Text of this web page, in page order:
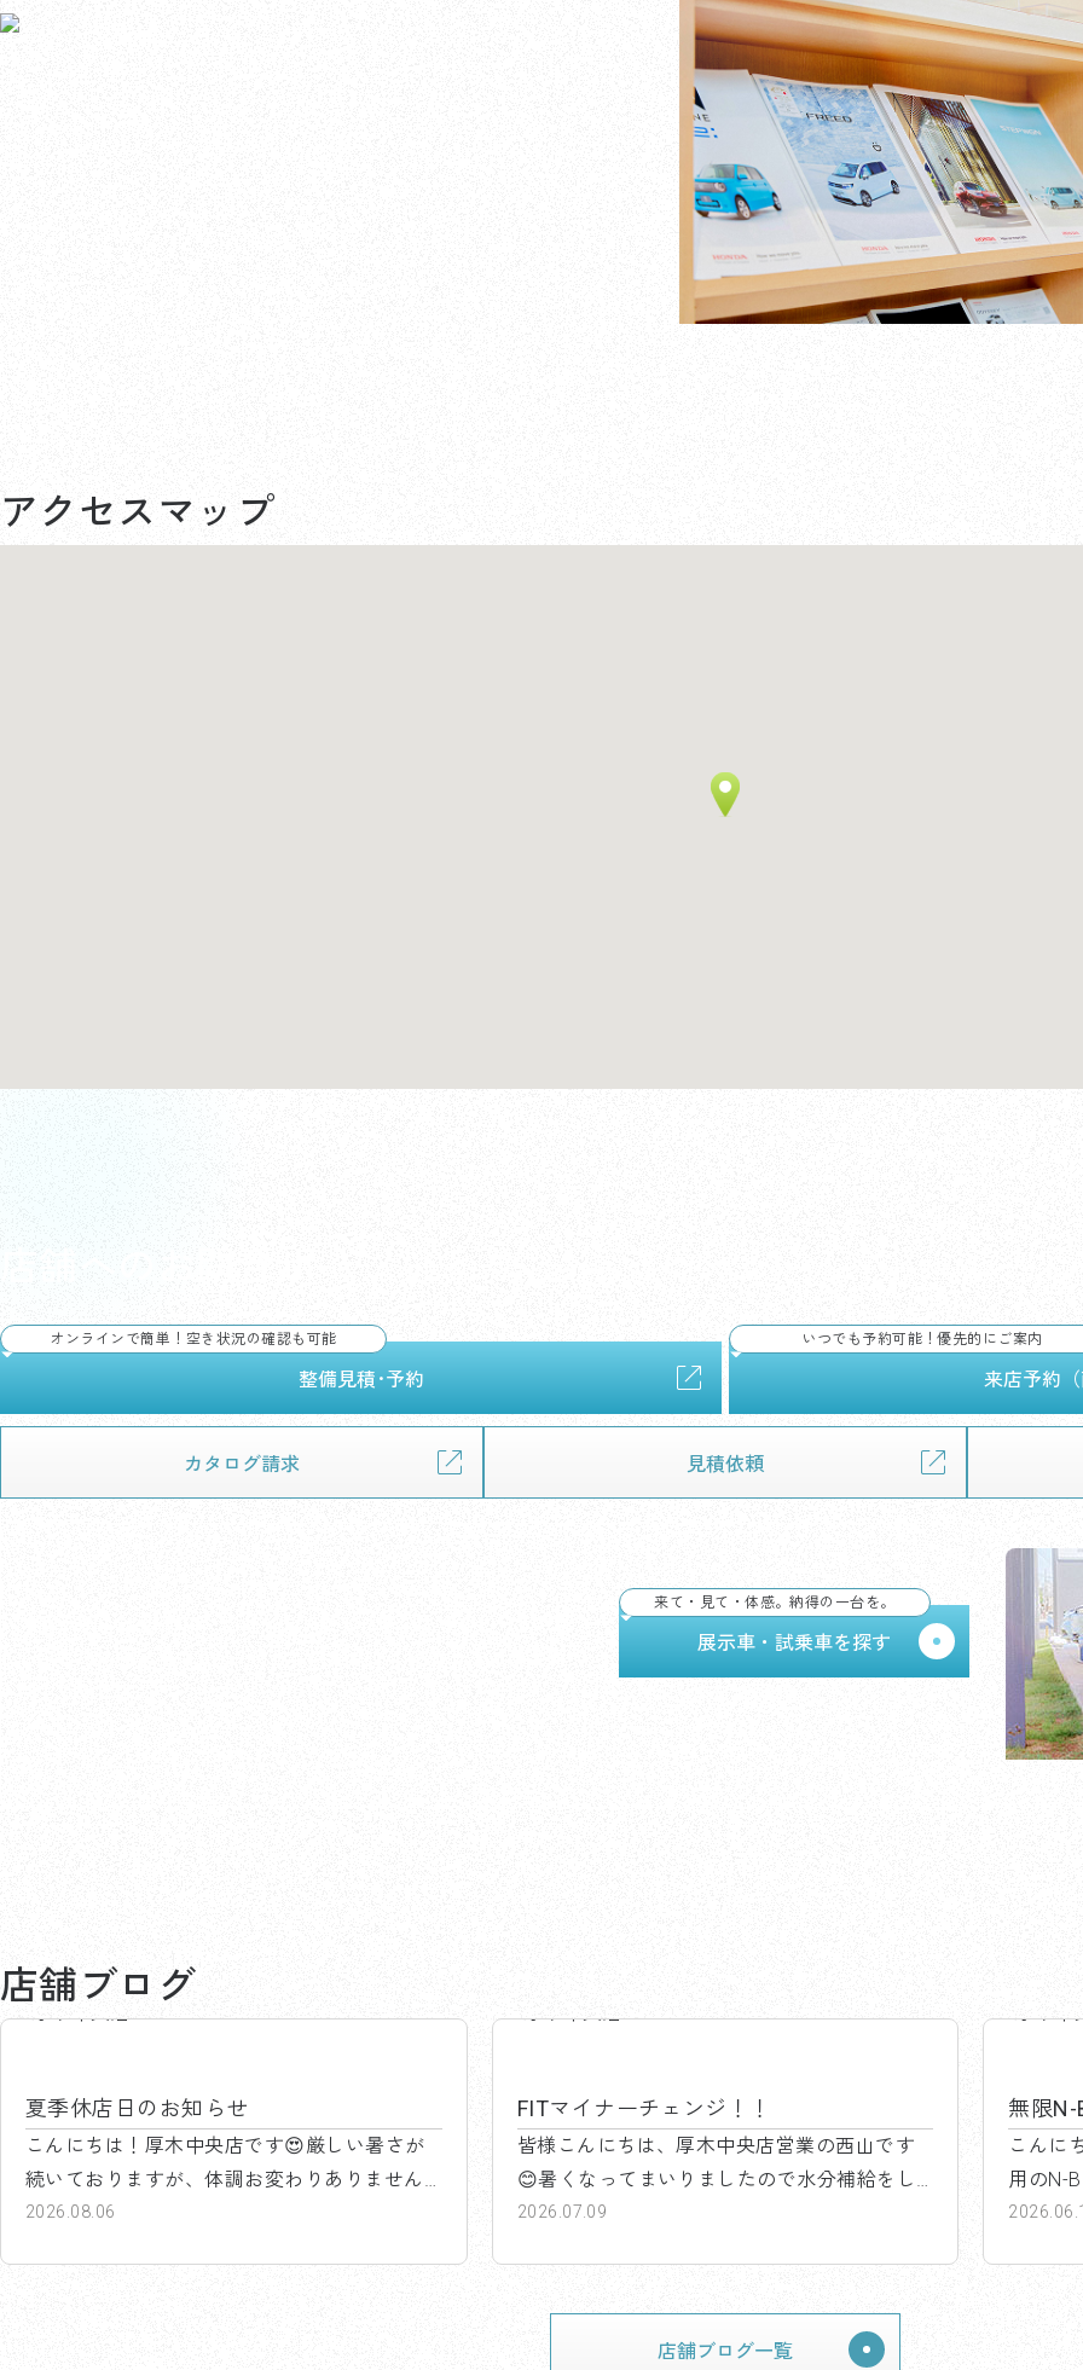
アクセスマップ
オンラインで簡単！空き状況の確認も可能
整備見積･予約
いつでも予約可能！優先的にご案内
来店予約
カタログ請求 見積依頼
来て・見て・体感。納得の一台を。
展示車・試乗車を探す
店舗ブログ
厚木中央店
夏季休店日のお知らせ
こんにちは！厚木中央店です😍厳しい暑さが
続いておりますが、体調お変わりありません
か(...
2026.08.06
厚木中央店
FITマイナーチェンジ！！
皆様こんにちは、厚木中央店営業の西山です
😊暑くなってまいりましたので水分補給をし
っか...
2026.07.09
厚木中
無限N-
こんに
用のN-
ション
店舗ブログ一覧